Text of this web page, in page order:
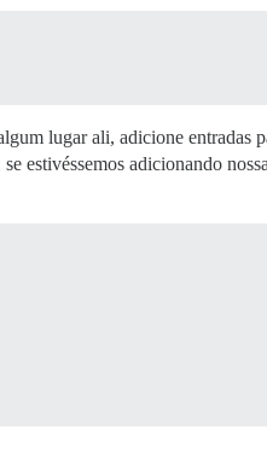
lugar ali, adicione entradas
estivéssemos adicionando